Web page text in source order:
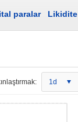
paralar Likidite
1d